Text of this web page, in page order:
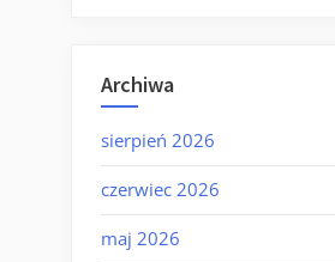
Archiwa
sierpień 2026
czerwiec 2026
maj 2026